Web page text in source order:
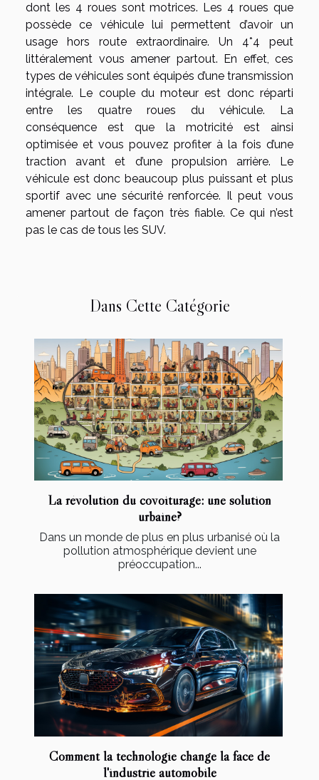
dont les 4 roues sont motrices. Les 4 roues que
possède ce véhicule lui permettent d’avoir un
usage hors route extraordinaire. Un 4*4 peut
littéralement vous amener partout. En effet, ces
types de véhicules sont équipés d’une transmission
intégrale. Le couple du moteur est donc réparti
entre les quatre roues du véhicule. La
conséquence est que la motricité est ainsi
optimisée et vous pouvez profiter à la fois d’une
traction avant et d’une propulsion arrière. Le
véhicule est donc beaucoup plus puissant et plus
sportif avec une sécurité renforcée. Il peut vous
amener partout de façon très fiable. Ce qui n’est
pas le cas de tous les SUV.
Dans Cette Catégorie
La révolution du covoiturage: une solution
urbaine?
Dans un monde de plus en plus urbanisé où la
pollution atmosphérique devient une
préoccupation...
Comment la technologie change la face de
l'industrie automobile